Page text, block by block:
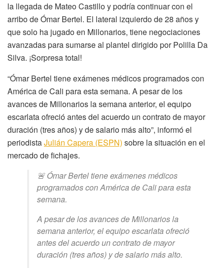
la llegada de Mateo Castillo y podría continuar con el
arribo de Ómar Bertel. El lateral izquierdo de 28 años y
que solo ha jugado en Millonarios, tiene negociaciones
avanzadas para sumarse al plantel dirigido por Polilla Da
Silva. ¡Sorpresa total!
“Ómar Bertel tiene exámenes médicos programados con
América de Cali para esta semana. A pesar de los
avances de Millonarios la semana anterior, el equipo
escarlata ofreció antes del acuerdo un contrato de mayor
duración (tres años) y de salario más alto”, informó el
periodistaJulián Capera (ESPN) sobre la situación en el
mercado de fichajes.
🚨 Ómar Bertel tiene exámenes médicos
programados con América de Cali para esta
semana.
A pesar de los avances de Millonarios la
semana anterior, el equipo escarlata ofreció
antes del acuerdo un contrato de mayor
duración (tres años) y de salario más alto.